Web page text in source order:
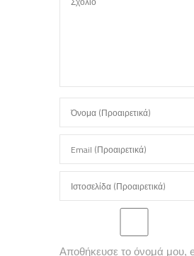
Αποθήκευσε το όνομά μου,